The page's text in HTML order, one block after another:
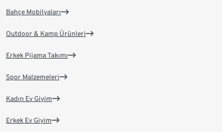
Bahçe Mobilyaları
Outdoor & Kamp Ürünleri
Erkek Pijama Takımı
Spor Malzemeleri
Kadın Ev Giyim
Erkek Ev Giyim